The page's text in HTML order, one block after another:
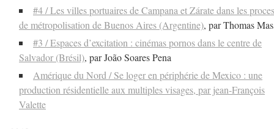
#4 / Les villes portuaires de Campana et Zárate dans les
de métropolisation de Buenos Aires (Argentine), par Thomas
#3 / Espaces d’excitation : cinémas pornos dans le centre de
Salvador (Brésil), par João Soares Pena
Amérique du Nord / Se loger en périphérie de Mexico : une
production résidentielle aux multiples visages, par jean-François
Valette